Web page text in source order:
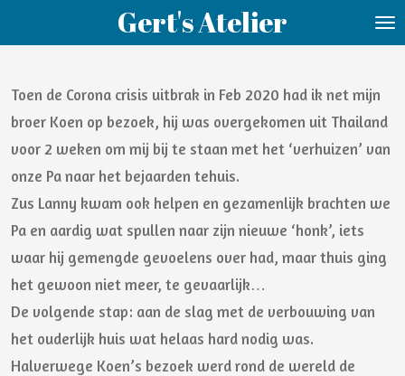
direct
de
hoofdinhoud
Gert's Atelier
Toen de Corona crisis uitbrak in Feb 2020 had ik net mijn
broer Koen op bezoek, hij was overgekomen uit Thailand
voor 2 weken om mij bij te staan met het ‘verhuizen’ van
onze Pa naar het bejaarden tehuis.
Zus Lanny kwam ook helpen en gezamenlijk brachten we
Pa en aardig wat spullen naar zijn nieuwe ‘honk’, iets
waar hij gemengde gevoelens over had, maar thuis ging
het gewoon niet meer, te gevaarlijk…
De volgende stap: aan de slag met de verbouwing van
het ouderlijk huis wat helaas hard nodig was.
Halverwege Koen’s bezoek werd rond de wereld de